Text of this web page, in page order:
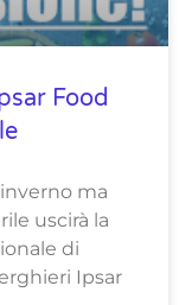
Food
ma
uscirà la
di
Ipsar